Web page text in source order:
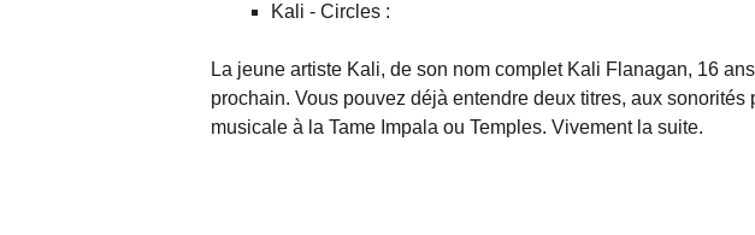
Kali - Circles :
La jeune artiste Kali, de son nom complet Kali Flanagan, 16
prochain. Vous pouvez déjà entendre deux titres, aux
musicale à la Tame Impala ou Temples. Vivement la suite.